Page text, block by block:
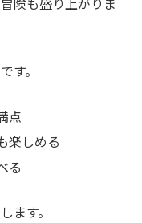
す。
点
楽しめる
る
ます。